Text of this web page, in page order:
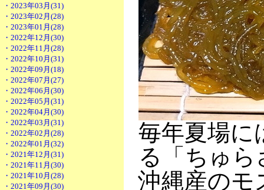
・2023年03月(31)
・2023年02月(28)
・2023年01月(28)
・2022年12月(30)
・2022年11月(28)
・2022年10月(31)
・2022年09月(18)
・2022年07月(27)
・2022年06月(30)
・2022年05月(31)
・2022年04月(30)
・2022年03月(31)
・2022年02月(28)
・2022年01月(32)
・2021年12月(31)
・2021年11月(30)
・2021年10月(28)
・2021年09月(30)
毎年夏場に
る「ちゅ
沖縄産のモ